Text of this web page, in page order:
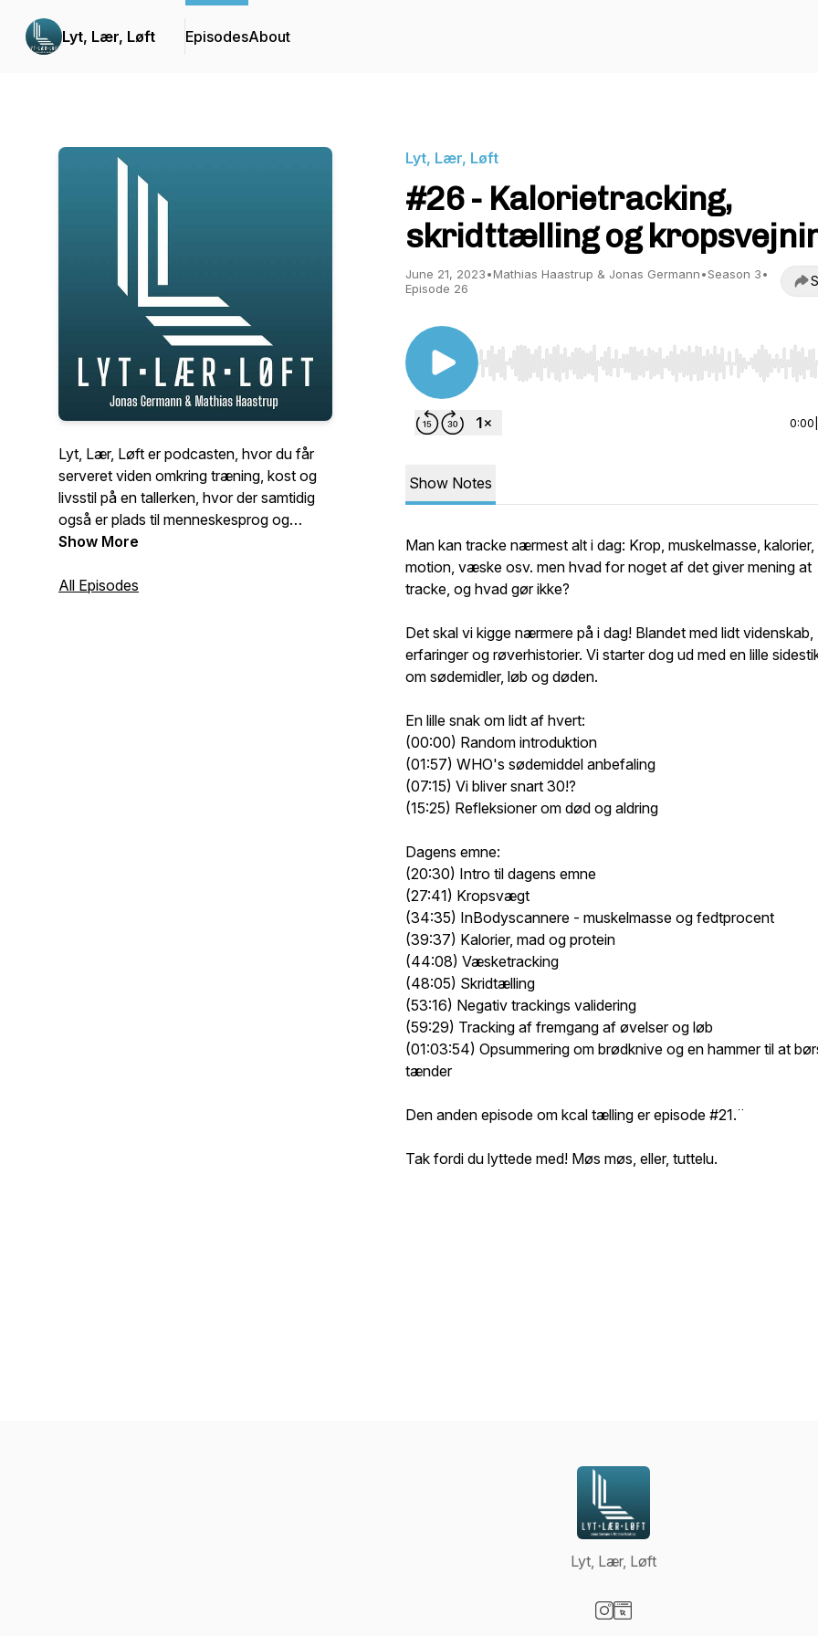
Lyt, Lær, Løft EpisodesAbout
Lyt, Lær, Løft er podcasten, hvor du får
serveret viden omkring træning, kost og
livsstil på en tallerken, hvor der samtidig
også er plads til menneskesprog og
humor. Dine værter, Mathias Haastrup og
gøre dig klogere, og forhåbentlig samtidig
Show More
All Episodes
Lyt, Lær, Løft
#26 - Kalorietracking,
skridttælling og
June 21, 2023•Mathias Haastrup & Jonas Germann•Season 3•
Episode 26
Use Left/Right to seek, Home/End to jump to start
0:00
Show Notes
Man kan tracke nærmest alt i dag: Krop, muskelmasse, kalorier,
motion, væske osv. men hvad for noget af det giver mening at
tracke, og hvad gør ikke?
Det skal vi kigge nærmere på i dag! Blandet med lidt videnskab,
erfaringer og røverhistorier. Vi starter dog ud med en lille
om sødemidler, løb og døden.
En lille snak om lidt af hvert:
(00:00) Random introduktion
(01:57) WHO's sødemiddel anbefaling
(07:15) Vi bliver snart 30!?
(15:25) Refleksioner om død og aldring
Dagens emne:
(20:30) Intro til dagens emne
(27:41) Kropsvægt
(34:35) InBodyscannere - muskelmasse og fedtprocent
(39:37) Kalorier, mad og protein
(44:08) Væsketracking
(48:05) Skridtælling
(53:16) Negativ trackings validering
(59:29) Tracking af fremgang af øvelser og løb
(01:03:54) Opsummering om brødknive og en hammer til at
tænder
Den anden episode om kcal tælling er episode #21.¨
Tak fordi du lyttede med! Møs møs, eller, tuttelu.
Lyt, Lær, Løft